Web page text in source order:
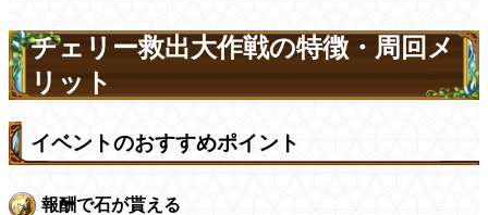
チェリー救出大作戦の特徴・周回メ
リット
イベントのおすすめポイント
報酬で石が貰える